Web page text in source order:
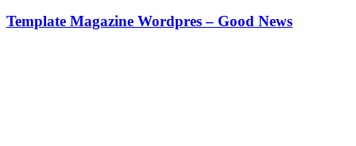
Template Magazine Wordpres – Good News